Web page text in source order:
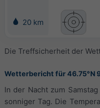
20 km
Die Treffsicherheit der
Wetterbericht für 46.75°N
In der Nacht zum
sonniger Tag. Die